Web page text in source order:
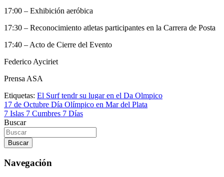
17:00 – Exhibición aeróbica
17:30 – Reconocimiento atletas participantes en la Carrera de Posta
17:40 – Acto de Cierre del Evento
Federico Ayciriet
Prensa ASA
Etiquetas: El Surf tendr su lugar en el Da Olmpico
Navegación
de
entradas
17 de Octubre Día Olímpico en Mar del Plata
7 Islas 7 Cumbres 7 Días
Buscar
Buscar
Navegación